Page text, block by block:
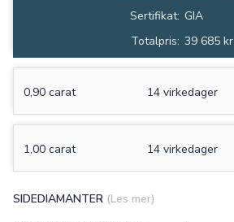
Sertifikat: GIA
Totalpris: 39 685 kr
0,90 carat 14 virkedager
1,00 carat 14 virkedager
SIDEDIAMANTER (Les mer)